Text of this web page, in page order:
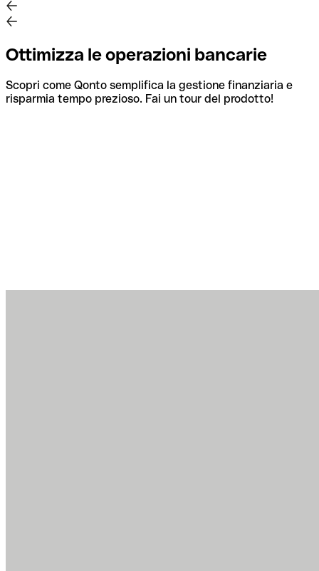
Ottimizza le operazioni bancarie
Scopri come Qonto semplifica la gestione finanziaria e
risparmia tempo prezioso. Fai un tour del prodotto!